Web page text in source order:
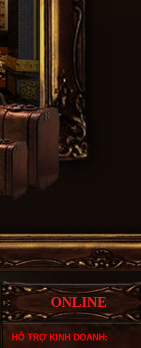
ONLINE
HỖ TRỢ KINH DOANH: